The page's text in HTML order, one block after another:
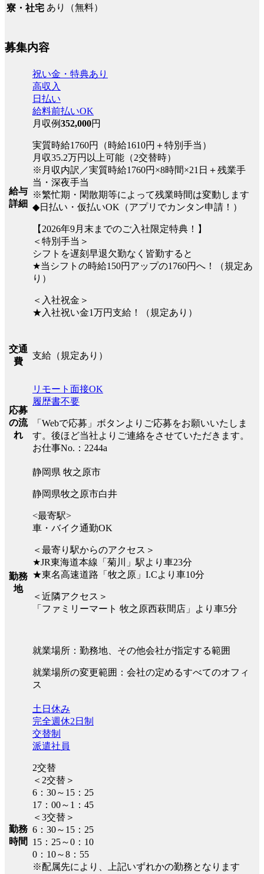
寮・社宅 あり（無料）
募集内容
給与
詳細
祝い金・特典あり
高収入
日払い
給料前払いOK
月収例352,000円
実質時給1760円（時給1610円＋特別手当）
月収35.2万円以上可能（2交替時）
※月収内訳／実質時給1760円×8時間×21日＋残業手
当・深夜手当
※繁忙期・閑散期等によって残業時間は変動します
◆日払い・仮払いOK（アプリでカンタン申請！）
【2026年9月末までのご入社限定特典！】
＜特別手当＞
シフトを遅刻早退欠勤なく皆勤すると
★当シフトの時給150円アップの1760円へ！（規定あ
り）
＜入社祝金＞
★入社祝い金1万円支給！（規定あり）
交通
費
支給（規定あり）
応募
の流
れ
リモート面接OK
履歴書不要
「Webで応募」ボタンよりご応募をお願いいたしま
す。後ほど当社よりご連絡をさせていただきます。
お仕事No.：2244a
勤務
地
静岡県 牧之原市
静岡県牧之原市白井
<最寄駅>
車・バイク通勤OK
＜最寄り駅からのアクセス＞
★JR東海道本線「菊川」駅より車23分
★東名高速道路「牧之原」I.Cより車10分
＜近隣アクセス＞
「ファミリーマート 牧之原西萩間店」より車5分
就業場所：勤務地、その他会社が指定する範囲
就業場所の変更範囲：会社の定めるすべてのオフィ
ス
勤務
時間
土日休み
完全週休2日制
交替制
派遣社員
2交替
＜2交替＞
6：30～15：25
17：00～1：45
＜3交替＞
6：30～15：25
15：25～0：10
0：10～8：55
※配属先により、上記いずれかの勤務となります